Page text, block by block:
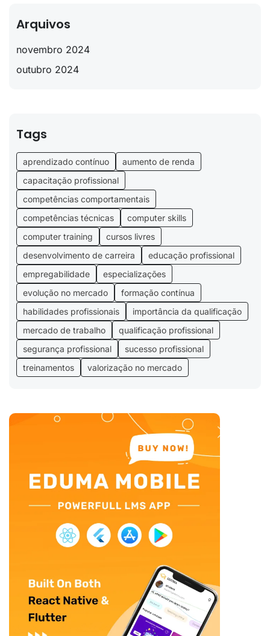
Arquivos
novembro 2024
outubro 2024
Tags
aprendizado contínuo
aumento de renda
capacitação profissional
competências comportamentais
competências técnicas
computer skills
computer training
cursos livres
desenvolvimento de carreira
educação profissional
empregabilidade
especializações
evolução no mercado
formação contínua
habilidades profissionais
importância da qualificação
mercado de trabalho
qualificação profissional
segurança profissional
sucesso profissional
treinamentos
valorização no mercado